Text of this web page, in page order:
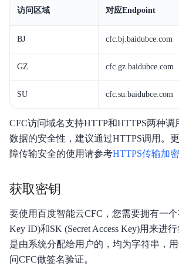
产品定价
快速入门
操作指南
开发者指南
触发器
工作流
API参考
视频专区
访问区域 对应Endpoint
BJ cfc.bj.baidubce.com
GZ cfc.gz.baidubce.com
SU cfc.su.baidubce.com
CFC访问域名支持HTTP和HTTPS两种
数据的安全性，建议通过HTTPS调用。
障传输安全的使用请参考HTTPS传输加
获取密钥
要使用百度智能云CFC，您需要拥有一
Key ID)和SK (Secret Access Key)用来进
是由系统分配给用户的，均为字符串，
问CFC做签名验证。